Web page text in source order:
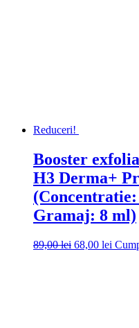
Reduceri!
Booster
H3 Derma+
Gramaj: 8 ml)
89,00lei Prețul
68,00 lei Prețul